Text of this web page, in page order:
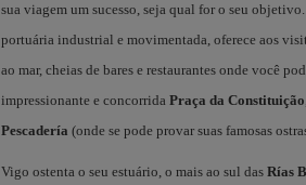
sua viagem um sucesso, seja qual for o seu
portuária industrial e movimentada, oferece aos
ao mar, cheias de bares e restaurantes onde você
impressionante e concorrida Praça da Constituição
Pescadería (onde se pode provar suas famosas
Vigo ostenta o seu estuário, o mais ao sul das Rías